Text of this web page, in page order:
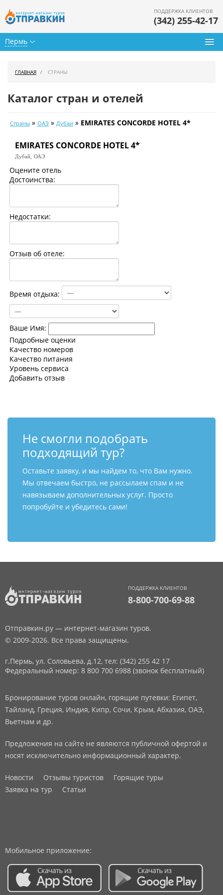
Пермь
ПОДДЕРЖКА КЛИЕНТОВ
(342) 255-42-17
Календарь туров
Цены дня
Страны
ГЛАВНАЯ СТРАНЫ
Каталог стран и отелей
Страны » ОАЭ » Дубаи » EMIRATES CONCORDE HOTEL 4*
EMIRATES CONCORDE HOTEL 4*
Дубай, ОАЭ
Оцените отель
Достоинства:
Недостатки:
Отзыв об отеле:
Время отдыха:
Ваше Имя:
Подробные оценки
Качество номеров
Качество питания
Уровень сервиса
Добавить отзыв
Не смогли подобрать
подходящий тур?
Оставьте заявку, и мы найдем то, что Вам нужно.
Мы отвечаем быстро, не рассылаем спам и не
навязываем дополнительных услуг. Просто
попробуйте и убедитесь сами!
ПОДДЕРЖКА КЛИЕНТОВ
8-800-700-69-88
Отправкин.ру — интернет-магазин туров.
© 2009-2026. Все права защищены.
г.Пермь, ул. Соловьева, д.12, тел: (342) 255 42 17
Федеральный номер: 8 800 700 6988 (звонок бесплатный)
Бронирование туров онлайн, горящие путевки: Египет,
Тайланд, Греция, Индия, Кипр, Сочи, Крым, Абхазия, ОАЭ,
Вьетнам и др.
Предложения на сайте не являются публичной офертой и
носят исключительно информационный характер.
Новости Отзывы туристов
Горящие туры
Заявка на тур
Статьи
Мобильное приложение: